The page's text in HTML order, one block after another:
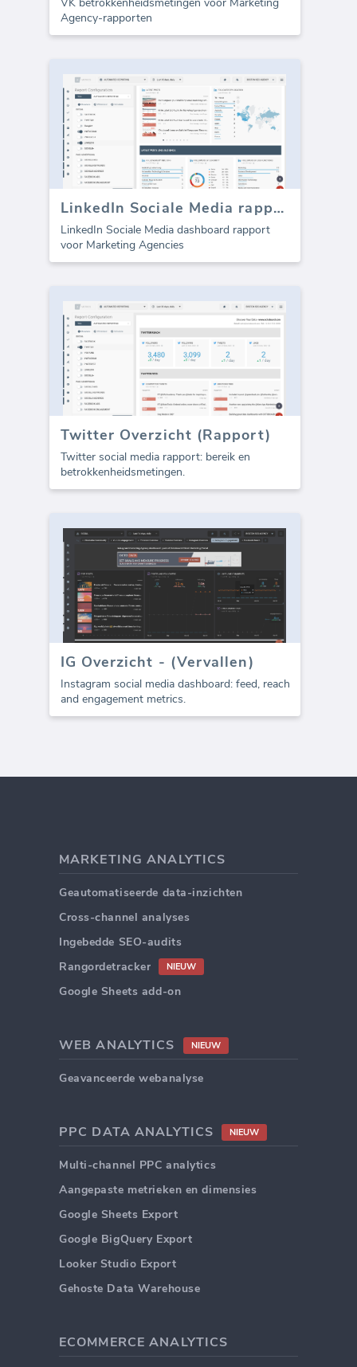
Agency-rapporten
LinkedIn Sociale Media rapport sjabloon
LinkedIn Sociale Media dashboard rapport
voor Marketing Agencies
Twitter Overzicht (Rapport)
Twitter social media rapport: bereik en
betrokkenheidsmetingen.
IG Overzicht - (Vervallen)
Instagram social media dashboard: feed, reach
and engagement metrics.
MARKETING ANALYTICS
Geautomatiseerde data-inzichten
Cross-channel analyses
Ingebedde SEO-audits
Rangordetracker
NIEUW
Google Sheets add-on
WEB ANALYTICS NIEUW
Geavanceerde webanalyse
PPC DATA ANALYTICS NIEUW
Multi-channel PPC analytics
Aangepaste metrieken en dimensies
Google Sheets Export
Google BigQuery Export
Looker Studio Export
Gehoste Data Warehouse
ECOMMERCE ANALYTICS